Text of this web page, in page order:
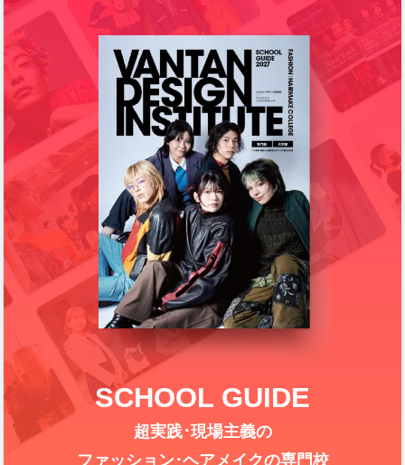
SCHOOL GUIDE
超実践･現場主義の
ファッション･ヘアメイクの専門校